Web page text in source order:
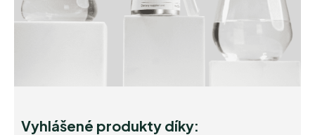
Vyhlášené produkty díky: